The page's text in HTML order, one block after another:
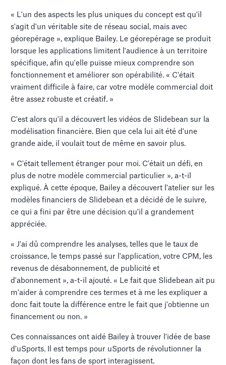
« L'un des aspects les plus uniques du concept est qu'il
s'agit d'un véritable site de réseau social, mais avec
géorepérage », explique Bailey. Le géorepérage se produit
lorsque les applications limitent l'audience à un territoire
spécifique, afin qu'elle puisse mieux comprendre son
fonctionnement et améliorer son opérabilité. « C'était
vraiment difficile à faire, car votre modèle commercial doit
être assez robuste et créatif. »
C'est alors qu'il a découvert les vidéos de Slidebean sur la
modélisation financière. Bien que cela lui ait été d'une
grande aide, il voulait tout de même en savoir plus.
« C'était tellement étranger pour moi. C'était un défi, en
plus de notre modèle commercial particulier », a-t-il
expliqué. À cette époque, Bailey a découvert l'atelier sur les
modèles financiers de Slidebean et a décidé de le suivre,
ce qui a fini par être une décision qu'il a grandement
appréciée.
« J'ai dû comprendre les analyses, telles que le taux de
croissance, le temps passé sur l'application, votre CPM, les
revenus de désabonnement, de publicité et
d'abonnement », a-t-il ajouté. « Le fait que Slidebean ait pu
m'aider à comprendre ces termes et à me les expliquer a
donc fait toute la différence entre le fait que j'obtienne un
financement ou non. »
Ces connaissances ont aidé Bailey à trouver l'idée de base
d'uSports. Il est temps pour uSports de révolutionner la
façon dont les fans de sport interagissent.